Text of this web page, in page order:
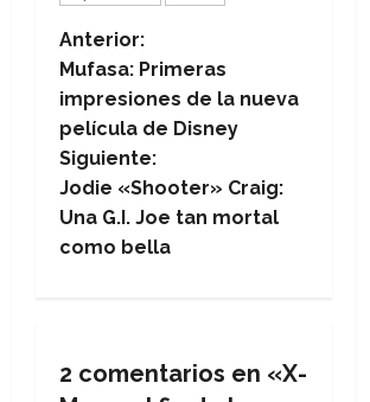
N
a
v
e
g
Anterior:
Mufasa: Primeras
impresiones de la nueva
película de Disney
Siguiente:
Jodie «Shooter» Craig:
Una G.I. Joe tan mortal
como bella
2 comentarios en «X-